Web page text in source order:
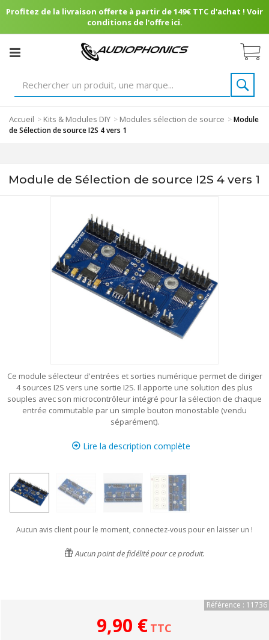
Profitez de la livraison offerte à partir de 149€ TTC d'achat ! Voir
conditions de l'offre ici.
Accueil > Kits & Modules DIY > Modules sélection de source >Module
de Sélection de source I2S 4 vers 1
Module de Sélection de source I2S 4 vers 1
Ce module sélecteur d'entrées et sorties numérique permet de diriger
4 sources I2S vers une sortie I2S. Il apporte une solution des plus
souples avec son microcontrôleur intégré pour la sélection de chaque
entrée commutable par un simple bouton monostable (vendu
séparément).
Lire la description complète
Aucun avis client pour le moment, connectez-vous pour en laisser un !
Aucun point de fidélité pour ce produit.
Référence : 11736
9,90 € TTC